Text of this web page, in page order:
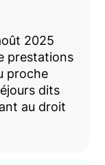
2025
prestations
proche
dits
au droit